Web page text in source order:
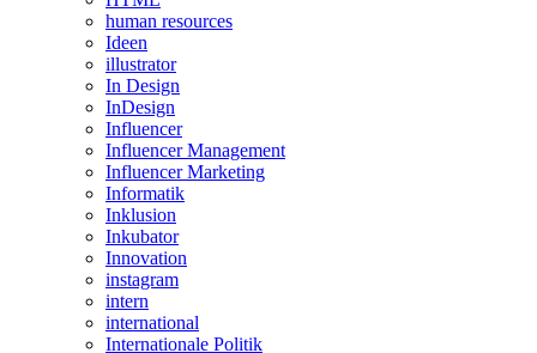
human resources
Ideen
illustrator
In Design
InDesign
Influencer
Influencer Management
Influencer Marketing
Informatik
Inklusion
Inkubator
Innovation
instagram
intern
international
Internationale Politik